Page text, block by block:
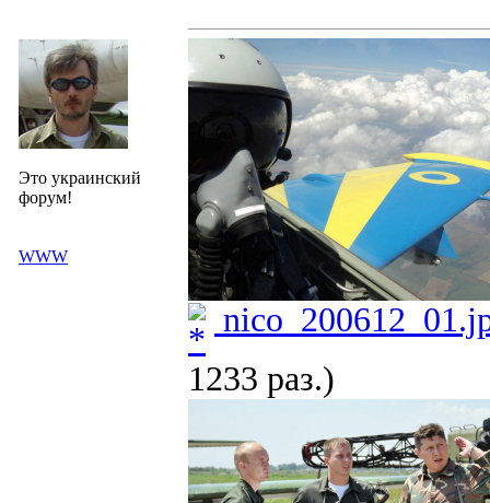
Это украинский
форум!
WWW
1233 раз.)